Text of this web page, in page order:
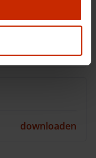
downloaden